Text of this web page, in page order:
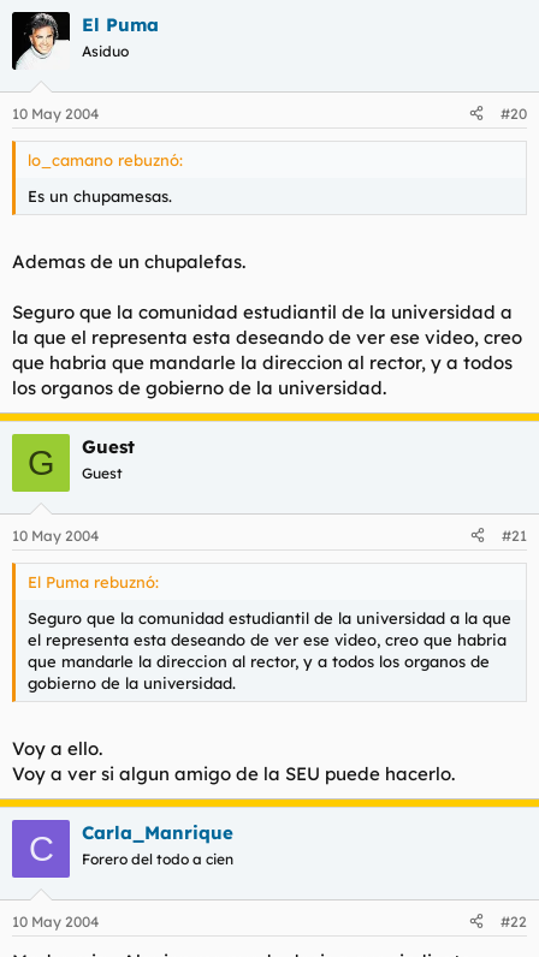
El Puma
Asiduo
10 May 2004 #20
lo_camano rebuznó:
Es un chupamesas.
Ademas de un chupalefas.
Seguro que la comunidad estudiantil de la universidad a
la que el representa esta deseando de ver ese video, creo
que habria que mandarle la direccion al rector, y a todos
los organos de gobierno de la universidad.
G Guest
Guest
10 May 2004 #21
El Puma rebuznó:
Seguro que la comunidad estudiantil de la universidad a la que
el representa esta deseando de ver ese video, creo que habria
que mandarle la direccion al rector, y a todos los organos de
gobierno de la universidad.
Voy a ello.
Voy a ver si algun amigo de la SEU puede hacerlo.
C Carla_Manrique
Forero del todo a cien
10 May 2004 #22